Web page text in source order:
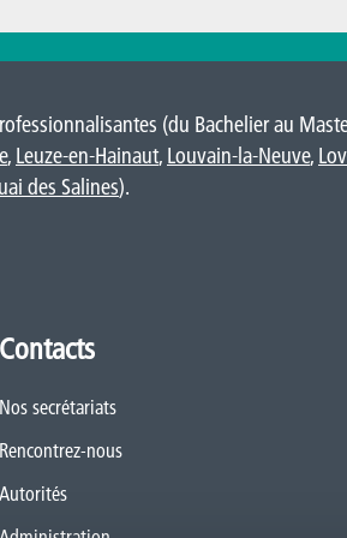
(du Bachelier au
, Leuze-en-Hainaut, Louvain-la-Neuve,
des Salines).
Contacts
Nos secrétariats
Rencontrez-nous
Autorités